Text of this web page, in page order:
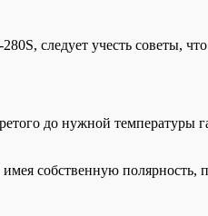
следует учесть советы,
до нужной температуры
собственную полярность,